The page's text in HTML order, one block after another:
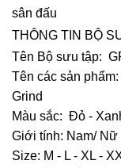
sân đấu
THÔNG TIN BỘ
Tên Bộ sưu tập:
Tên các sản
Grind
Màu sắc: Đỏ -
Giới tính: Nam/ Nữ
Size: M - L - XL -